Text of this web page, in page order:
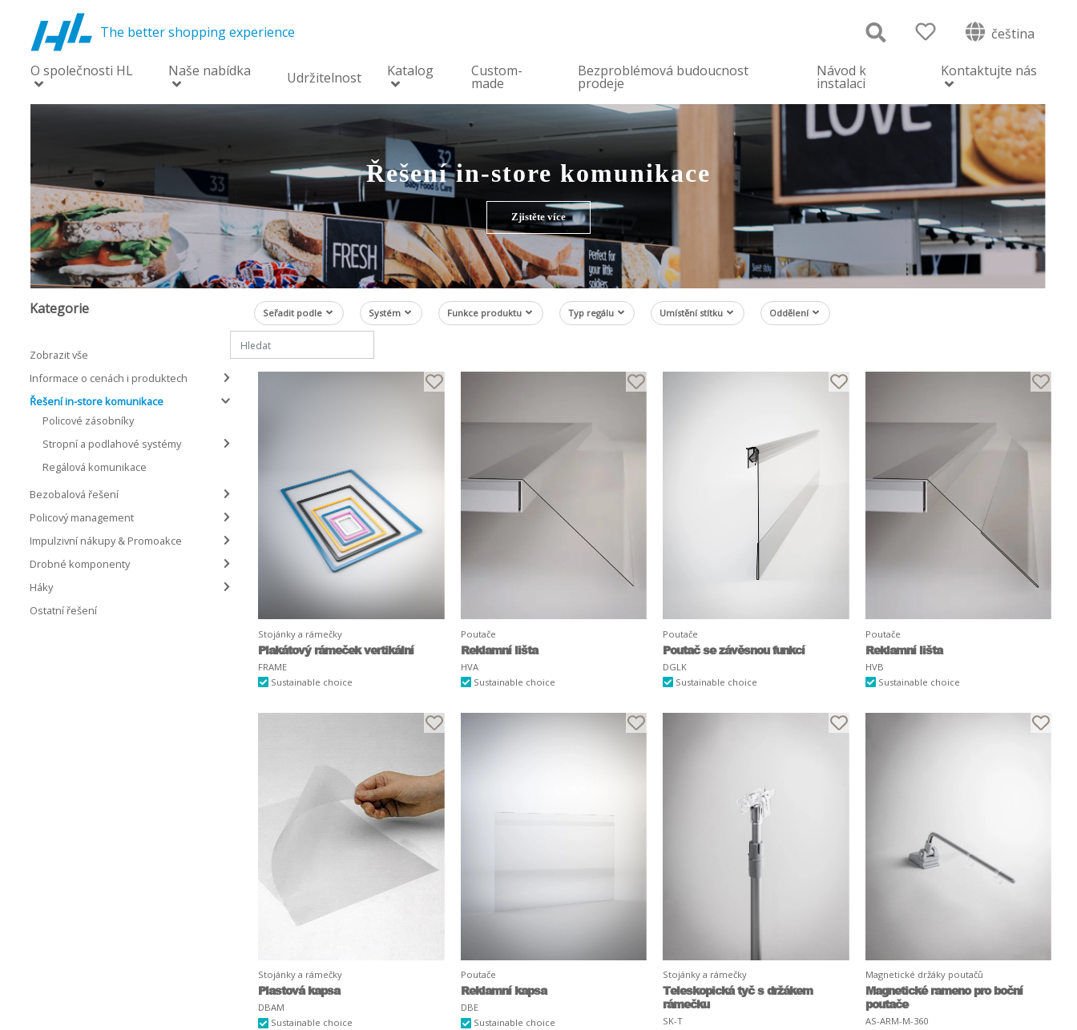
The better shopping experience čeština
O společnosti HL Naše nabídka Udržitelnost Katalog Custom-
made
Bezproblémová budoucnost
prodeje
Návod k
instalaci
Kontaktujte nás
Řešení in-store komunikace
Zjistěte více
Kategorie
Zobrazit vše
Informace o cenách i produktech
Řešení in-store komunikace
Policové zásobníky
Stropní a podlahové systémy
Regálová komunikace
Bezobalová řešení
Policový management
Impulzivní nákupy & Promoakce
Drobné komponenty
Háky
Ostatní řešení
Seřadit podle Systém Funkce produktu Typ regálu Umístění stítku Oddělení
Stojánky a rámečky
Plakátový rámeček vertikální
FRAME
Sustainable choice
Poutače
Reklamní lišta
HVA
Sustainable choice
Poutače
Poutač se závěsnou funkcí
DGLK
Sustainable choice
Poutače
Reklamní lišta
HVB
Sustainable choice
Stojánky a rámečky
Plastová kapsa
DBAM
Sustainable choice
Poutače
Reklamní kapsa
DBE
Sustainable choice
Stojánky a rámečky
Teleskopická tyč s držákem
rámečku
SK-T
Magnetické držáky poutačů
Magnetické rameno pro boční
poutače
AS-ARM-M-360